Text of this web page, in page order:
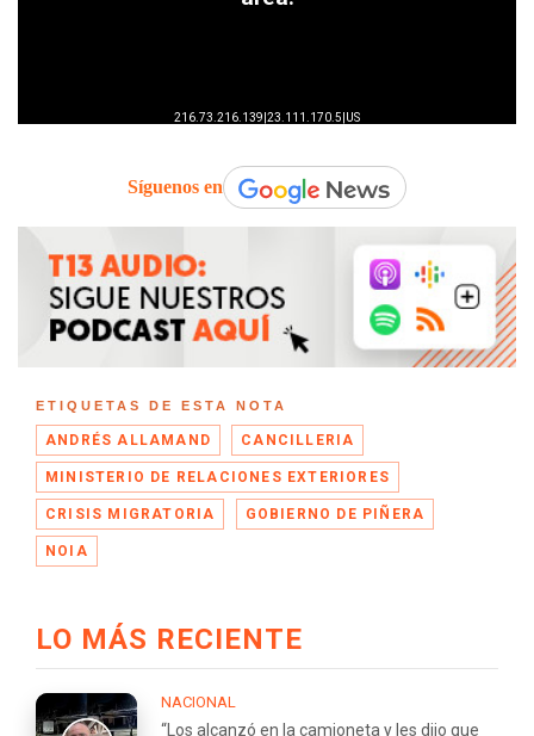
Síguenos en
ETIQUETAS DE ESTA NOTA
ANDRÉS ALLAMAND CANCILLERIA
MINISTERIO DE RELACIONES EXTERIORES
CRISIS MIGRATORIA GOBIERNO DE PIÑERA
NOIA
LO MÁS RECIENTE
NACIONAL
“Los alcanzó en la camioneta y les dijo que